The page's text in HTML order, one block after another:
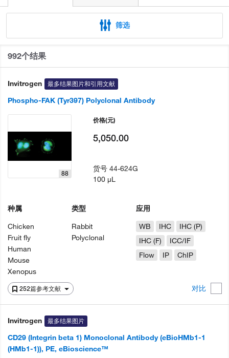
筛选
992个结果
Invitrogen 最多结果图片和引用文献
Phospho-FAK (Tyr397) Polyclonal Antibody
252篇参考文献 对比
88
种属
Chicken
Fruit fly
Human
Mouse
Xenopus
类型
Rabbit
Polyclonal
应用
WB
IHC
IHC (P)
IHC (F)
ICC/IF
Flow
IP ChIP
价格(元)
5,050.00
货号44-624G
100 µL
Invitrogen 最多结果图片
CD29 (Integrin beta 1) Monoclonal Antibody (eBioHMb1-1
(HMb1-1)), PE, eBioscience™